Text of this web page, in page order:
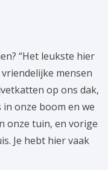
“Het leukste hier
mensen
op ons dak,
onze boom en we
onze tuin, en vorige
Je hebt hier vaak